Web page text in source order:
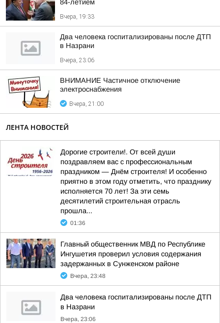
84-летием
Вчера, 19:33
Два человека госпитализированы после ДТП
в Назрани
Вчера, 23:06
ВНИМАНИЕ Частичное отключение
электроснабжения
Вчера, 21:00
ЛЕНТА НОВОСТЕЙ
Дорогие строители!. От всей души
поздравляем вас с профессиональным
праздником — Днём строителя! И особенно
приятно в этом году отметить, что празднику
исполняется 70 лет! За эти семь
десятилетий строительная отрасль
прошла...
01:36
Главный общественник МВД по Республике
Ингушетия проверил условия содержания
задержанных в Сунженском районе
Вчера, 23:48
Два человека госпитализированы после ДТП
в Назрани
Вчера, 23:06